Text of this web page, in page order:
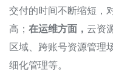
交付的时间不断缩短，
高； 在运维方面， 云资
区域、跨账号资源管理
细化管理等。